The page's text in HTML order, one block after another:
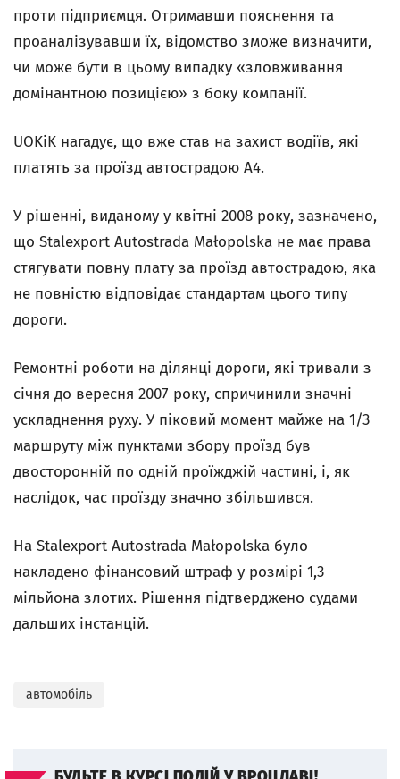
проти підприємця. Отримавши пояснення та
проаналізувавши їх, відомство зможе визначити,
чи може бути в цьому випадку «зловживання
домінантною позицією» з боку компанії.
UOKiK нагадує, що вже став на захист водіїв, які
платять за проїзд автострадою А4.
У рішенні, виданому у квітні 2008 року, зазначено,
що Stalexport Autostrada Małopolska не має права
стягувати повну плату за проїзд автострадою, яка
не повністю відповідає стандартам цього типу
дороги.
Ремонтні роботи на ділянці дороги, які тривали з
січня до вересня 2007 року, спричинили значні
ускладнення руху. У піковий момент майже на 1/3
маршруту між пунктами збору проїзд був
двосторонній по одній проїжджій частині, і, як
наслідок, час проїзду значно збільшився.
На Stalexport Autostrada Małopolska було
накладено фінансовий штраф у розмірі 1,3
мільйона злотих. Рішення підтверджено судами
дальших інстанцій.
автомобіль